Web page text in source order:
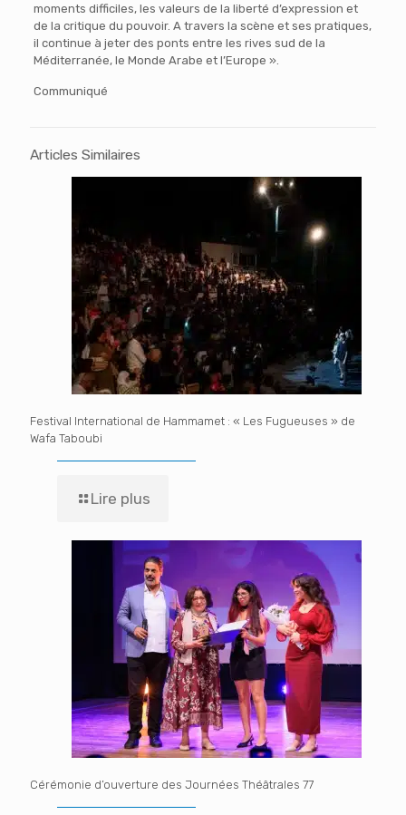
moments difficiles, les valeurs de la liberté d’expression et
de la critique du pouvoir. A travers la scène et ses pratiques,
il continue à jeter des ponts entre les rives sud de la
Méditerranée, le Monde Arabe et l’Europe ».
Communiqué
Articles Similaires
Festival International de Hammamet : « Les Fugueuses » de
Wafa Taboubi
Lire plus
Cérémonie d’ouverture des Journées Théâtrales 77